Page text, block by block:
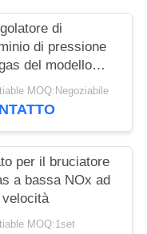
di
di pressione
del modello
50 con
in filtro Italia
MOQ:Negoziabile
per il bruciatore
a bassa NOx ad
MOQ:1set